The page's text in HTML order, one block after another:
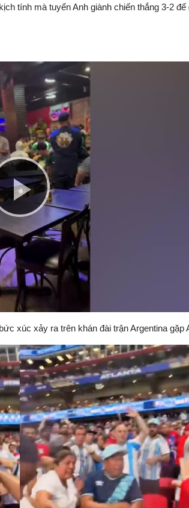
tính mà tuyển Anh giành chiến thắng 3-2 để
Play
Video
xúc xảy ra trên khán đài trận Argentina gặp